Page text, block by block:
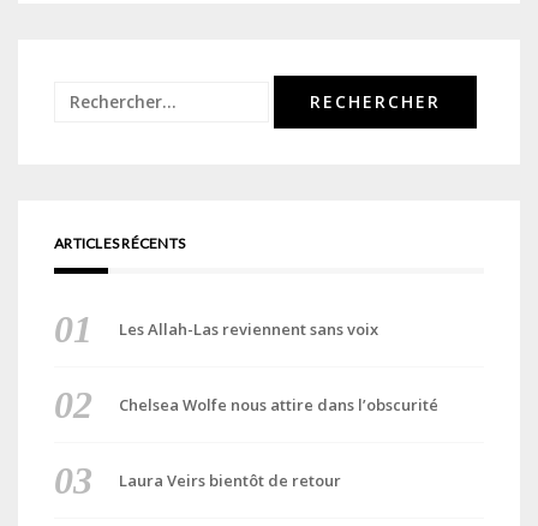
Rechercher :
ARTICLES RÉCENTS
Les Allah-Las reviennent sans voix
Chelsea Wolfe nous attire dans l’obscurité
Laura Veirs bientôt de retour